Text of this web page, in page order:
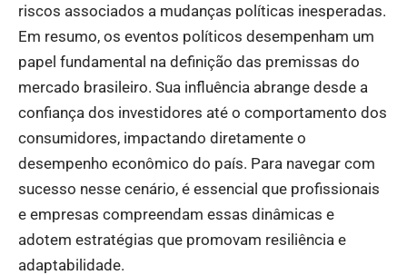
riscos associados a mudanças políticas inesperadas.
Em resumo, os eventos políticos desempenham um
papel fundamental na definição das premissas do
mercado brasileiro. Sua influência abrange desde a
confiança dos investidores até o comportamento dos
consumidores, impactando diretamente o
desempenho econômico do país. Para navegar com
sucesso nesse cenário, é essencial que profissionais
e empresas compreendam essas dinâmicas e
adotem estratégias que promovam resiliência e
adaptabilidade.